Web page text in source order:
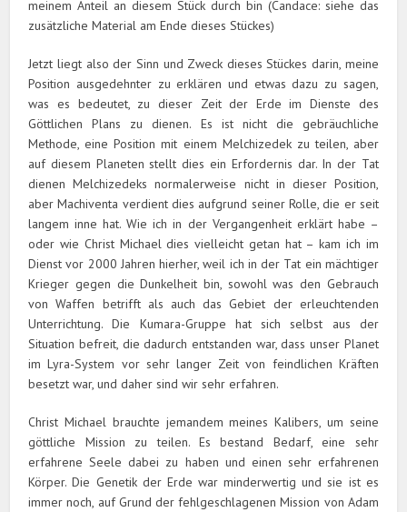
meinem Anteil an diesem Stück durch bin (Candace: siehe das
zusätzliche Material am Ende dieses Stückes)
Jetzt liegt also der Sinn und Zweck dieses Stückes darin, meine
Position ausgedehnter zu erklären und etwas dazu zu sagen,
was es bedeutet, zu dieser Zeit der Erde im Dienste des
Göttlichen Plans zu dienen. Es ist nicht die gebräuchliche
Methode, eine Position mit einem Melchizedek zu teilen, aber
auf diesem Planeten stellt dies ein Erfordernis dar. In der Tat
dienen Melchizedeks normalerweise nicht in dieser Position,
aber Machiventa verdient dies aufgrund seiner Rolle, die er seit
langem inne hat. Wie ich in der Vergangenheit erklärt habe –
oder wie Christ Michael dies vielleicht getan hat – kam ich im
Dienst vor 2000 Jahren hierher, weil ich in der Tat ein mächtiger
Krieger gegen die Dunkelheit bin, sowohl was den Gebrauch
von Waffen betrifft als auch das Gebiet der erleuchtenden
Unterrichtung. Die Kumara-Gruppe hat sich selbst aus der
Situation befreit, die dadurch entstanden war, dass unser Planet
im Lyra-System vor sehr langer Zeit von feindlichen Kräften
besetzt war, und daher sind wir sehr erfahren.
Christ Michael brauchte jemandem meines Kalibers, um seine
göttliche Mission zu teilen. Es bestand Bedarf, eine sehr
erfahrene Seele dabei zu haben und einen sehr erfahrenen
Körper. Die Genetik der Erde war minderwertig und sie ist es
immer noch, auf Grund der fehlgeschlagenen Mission von Adam